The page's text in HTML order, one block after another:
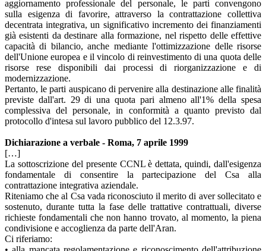
aggiornamento professionale del personale, le parti convengono
sulla esigenza di favorire, attraverso la contrattazione collettiva
decentrata integrativa, un significativo incremento dei finanziamenti
già esistenti da destinare alla formazione, nel rispetto delle effettive
capacità di bilancio, anche mediante l'ottimizzazione delle risorse
dell'Unione europea e il vincolo di reinvestimento di una quota delle
risorse rese disponibili dai processi di riorganizzazione e di
modernizzazione.
Pertanto, le parti auspicano di pervenire alla destinazione alle finalità
previste dall'art. 29 di una quota pari almeno all'1% della spesa
complessiva del personale, in conformità a quanto previsto dal
protocollo d'intesa sul lavoro pubblico del 12.3.97.
Dichiarazione a verbale - Roma, 7 aprile 1999
[…]
La sottoscrizione del presente CCNL è dettata, quindi, dall'esigenza
fondamentale di consentire la partecipazione del Csa alla
contrattazione integrativa aziendale.
Riteniamo che al Csa vada riconosciuto il merito di aver sollecitato e
sostenuto, durante tutta la fase delle trattative contrattuali, diverse
richieste fondamentali che non hanno trovato, al momento, la piena
condivisione e accoglienza da parte dell'Aran.
Ci riferiamo: